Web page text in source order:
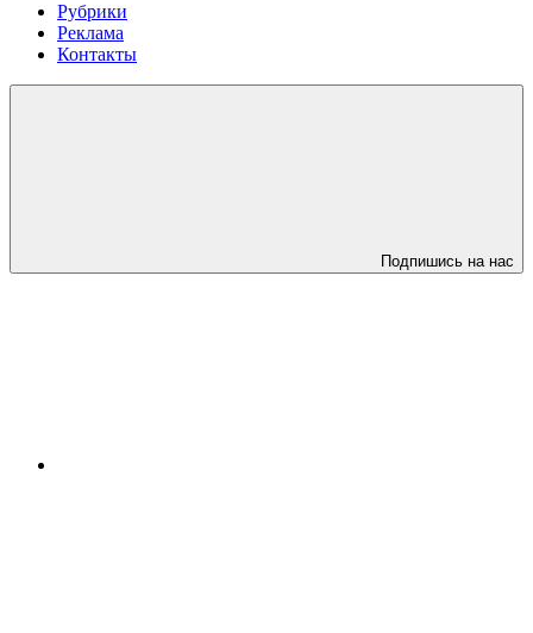
Рубрики
Реклама
Контакты
Подпишись на нас